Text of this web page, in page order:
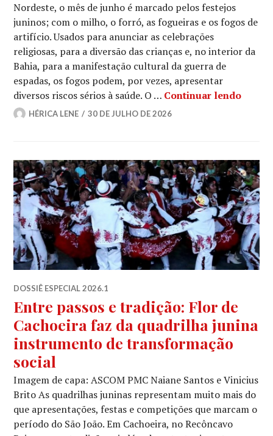
Nordeste, o mês de junho é marcado pelos festejos
juninos; com o milho, o forró, as fogueiras e os fogos de
artifício. Usados para anunciar as celebrações
religiosas, para a diversão das crianças e, no interior da
Bahia, para a manifestação cultural da guerra de
espadas, os fogos podem, por vezes, apresentar
diversos riscos sérios à saúde. O … Continuar lendoA
HÉRICA LENE 30 DE JULHO DE 2026
DOSSIÊ ESPECIAL 2026.1
Entre passos e tradição: Flor de
Cachoeira faz da quadrilha junina
instrumento de transformação
social
Imagem de capa: ASCOM PMC Naiane Santos e Vinicius
Brito As quadrilhas juninas representam muito mais do
que apresentações, festas e competições que marcam o
período do São João. Em Cachoeira, no Recôncavo